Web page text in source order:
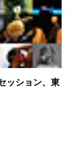
ッション、東